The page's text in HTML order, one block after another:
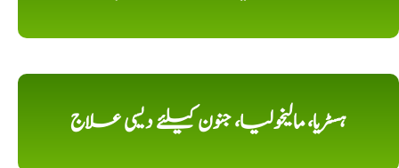
ہسٹریا، مالیخولیا، جنون کیلئے دیسی علاج